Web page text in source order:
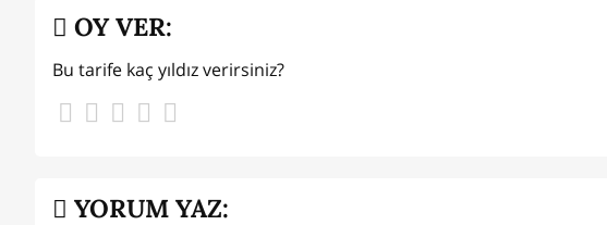
OY VER:
Bu tarife kaç yıldız verirsiniz?
YORUM YAZ: